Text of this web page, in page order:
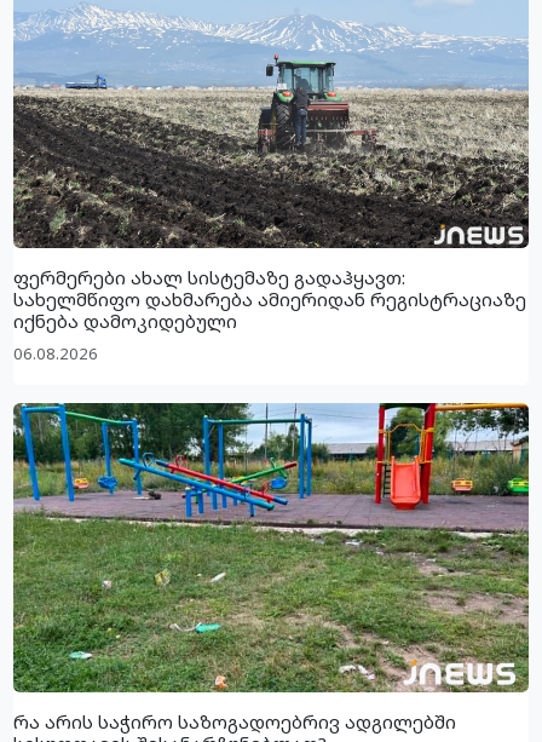
ფერმერები ახალ სისტემაზე გადაჰყავთ:
სახელმწიფო დახმარება ამიერიდან რეგისტრაციაზე
იქნება დამოკიდებული
06.08.2026
რა არის საჭირო საზოგადოებრივ ადგილებში